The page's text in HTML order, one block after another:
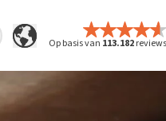
Op basis van 113.182reviews